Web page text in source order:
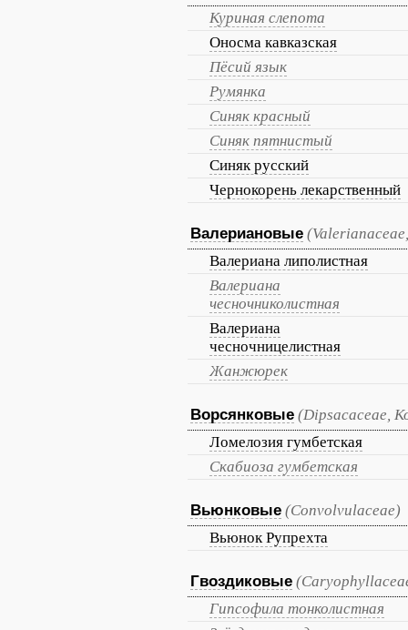
Куриная слепота
Оносма кавказская
Пёсий язык
Румянка
Синяк красный
Синяк пятнистый
Синяк русский
Чернокорень лекарственный
Валериановые
Валериана липолистная
Валериана
чесночниколистная
Валериана
чесночницелистная
Жанжюрек
Ворсянковые (Dipsacaceae,
Ломелозия гумбетская
Скабиоза гумбетская
Вьюнковые (Convolvulaceae)
Вьюнок Рупрехта
Гвоздиковые
Гипсофила тонколистная